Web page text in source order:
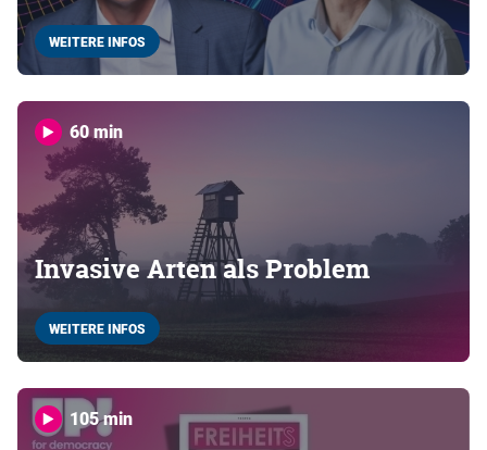
WEITERE INFOS
60 min
Invasive Arten als Problem
WEITERE INFOS
105 min